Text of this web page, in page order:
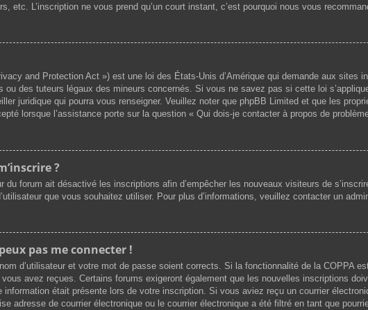
etc. L’inscription ne vous prend qu’un court instant, c’est pourquoi nous vous
and Protection Act ») est une loi des États-Unis d’Amérique qui demande aux
ou des tuteurs légaux des mineurs concernés. Si vous ne savez pas si cette loi
juridique qui pourra vous renseigner. Veuillez noter que phpBB Limited et que les
lorsque l’assistance porte sur la question « Qui dois-je contacter à propos de
?
du forum ait désactivé les inscriptions afin d’empêcher les nouveaux visiteurs de
que vous souhaitez utiliser. Pour plus d’informations, veuillez contacter un
pas me connecter !
d’utilisateur et votre mot de passe soient corrects. Si la fonctionnalité de la COPPA
avez reçues. Certains forums exigeront également que les nouvelles inscriptions
était présente lors de votre inscription. Si vous aviez reçu un courrier
adresse de courrier électronique ou le courrier électronique a été filtré en tant que